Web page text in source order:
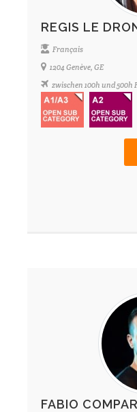
REGIS LE
Français
1204 Genève, GE
zwischen 100h und 500h
FABIO